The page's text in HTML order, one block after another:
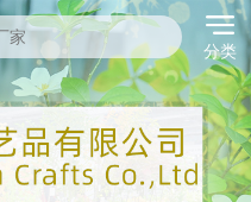
分类